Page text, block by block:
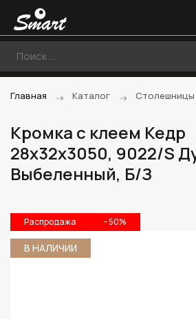
Главная Каталог Столешницы
Кромка с клеем Кедр
28х32х3050, 9022/S
Выбеленный, Б/З
Распродажа - 50%
В НАЛИЧИИ